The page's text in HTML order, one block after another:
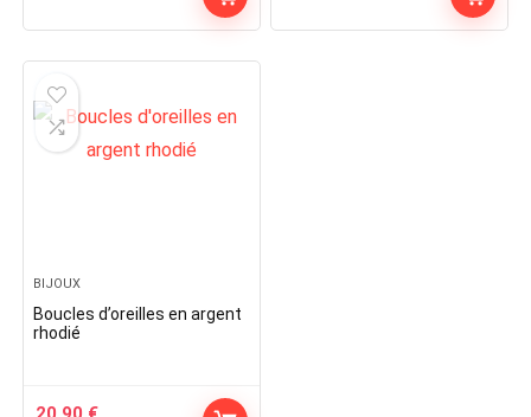
BIJOUX
Boucles d’oreilles en argent
rhodié